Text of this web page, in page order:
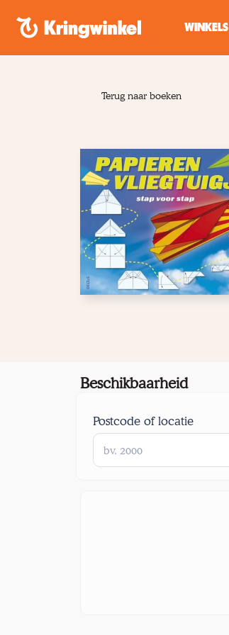
WINKELS
Terug naar boeken
Beschikbaarheid
Postcode of locatie